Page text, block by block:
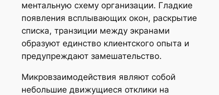
ментальную схему организации. Гладкие
появления всплывающих окон, раскрытие
списка, транзиции между экранами
образуют единство клиентского опыта и
предупреждают замешательство.
Микровзаимодействия являют собой
небольшие движущиеся отклики на